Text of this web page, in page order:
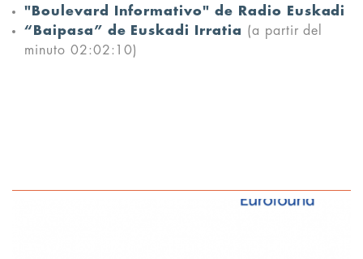
"Boulevard Informativo" de Radio Euskadi
“Baipasa” de Euskadi Irratia (a partir del
minuto 02:02:10)